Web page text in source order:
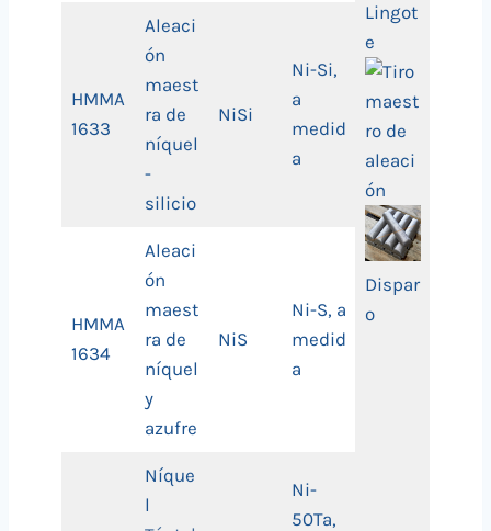
Lingot
e
Dispar
o
HMMA
1633
Aleaci
ón
maest
ra de
níquel
-
silicio
NiSi
Ni-Si,
a
medid
a
HMMA
1634
Aleaci
ón
maest
ra de
níquel
y
azufre
NiS
Ni-S, a
medid
a
Níque
l
Ni-
50Ta,